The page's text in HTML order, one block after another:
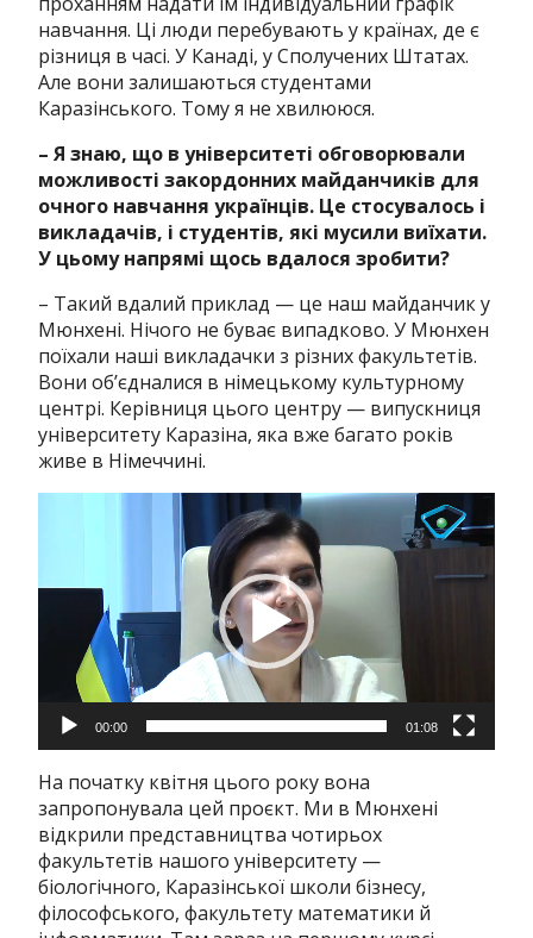
навчання. Ці люди перебувають у країнах, де є
різниця в часі. У Канаді, у Сполучених Штатах.
Але вони залишаються студентами
Каразінського. Тому я не хвилююся.
– Я знаю, що в університеті обговорювали
можливості закордонних майданчиків для
очного навчання українців. Це стосувалось і
викладачів, і студентів, які мусили виїхати.
У цьому напрямі щось вдалося зробити?
– Такий вдалий приклад — це наш майданчик у
Мюнхені. Нічого не буває випадково. У Мюнхен
поїхали наші викладачки з різних факультетів.
Вони обʼєдналися в німецькому культурному
центрі. Керівниця цього центру — випускниця
університету Каразіна, яка вже багато років
живе в Німеччині.
Відеопрогравач
00:00 01:08
На початку квітня цього року вона
запропонувала цей проєкт. Ми в Мюнхені
відкрили представництва чотирьох
факультетів нашого університету —
біологічного, Каразінської школи бізнесу,
філософського, факультету математики й